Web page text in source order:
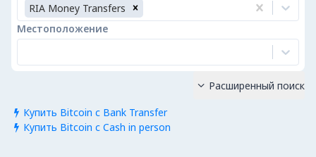
RIA Money Transfers
Местоположение
 Купить Bitcoin с Bank Transfer
 Купить Bitcoin с Cash in person
 Расширенный поиск